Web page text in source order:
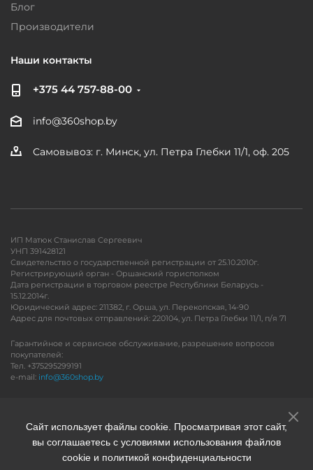
Блог
Производители
Наши контакты
+375 44 757-88-00
info@360shop.by
Самовывоз: г. Минск, ул. Петра Глебки 11/1, оф. 205
ИП Матюк Станислав Сергеевич
УНП 391428121
Свидетельство о государственной регистрации от 25.10.2010г.
Регистрирующий орган - Оршанский горисполком
Дата регистрации в торговом реестре Республики Беларусь -
15.12.2014г.
Юридический адрес: 211382, г. Орша, ул. Перекопская, 14-90
Адрес для почтовых отправлений: 220104, ул. Петра Глебки 11/1, п/я 71
Гарантийное и сервисное обслуживание, разрешение вопросов
покупателей:
Тел. +375295299191
e-mail: info@360shop.by
Сайт использует файлы cookie. Просматривая этот сайт,
вы соглашаетесь с условиями использования файлов
cookie и политикой конфиденциальности